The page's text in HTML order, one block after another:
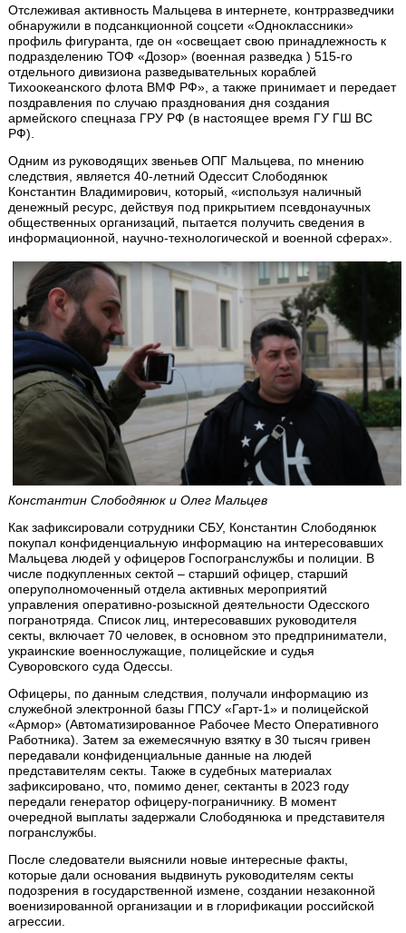
Отслеживая активность Мальцева в интернете, контрразведчики
обнаружили в подсанкционной соцсети «Одноклассники»
профиль фигуранта, где он «освещает свою принадлежность к
подразделению ТОФ «Дозор» (военная разведка ) 515-го
отдельного дивизиона разведывательных кораблей
Тихоокеанского флота ВМФ РФ», а также принимает и передает
поздравления по случаю празднования дня создания
армейского спецназа ГРУ РФ (в настоящее время ГУ ГШ ВС
РФ).
Одним из руководящих звеньев ОПГ Мальцева, по мнению
следствия, является 40-летний Одессит Слободянюк
Константин Владимирович, который, «используя наличный
денежный ресурс, действуя под прикрытием псевдонаучных
общественных организаций, пытается получить сведения в
информационной, научно-технологической и военной сферах».
Константин Слободянюк и Олег Мальцев
Как зафиксировали сотрудники СБУ, Константин Слободянюк
покупал конфиденциальную информацию на интересовавших
Мальцева людей у офицеров Госпогранслужбы и полиции. В
числе подкупленных сектой – старший офицер, старший
оперуполномоченный отдела активных мероприятий
управления оперативно-розыскной деятельности Одесского
погранотряда. Список лиц, интересовавших руководителя
секты, включает 70 человек, в основном это предприниматели,
украинские военнослужащие, полицейские и судья
Суворовского суда Одессы.
Офицеры, по данным следствия, получали информацию из
служебной электронной базы ГПСУ «Гарт-1» и полицейской
«Армор» (Автоматизированное Рабочее Место Оперативного
Работника). Затем за ежемесячную взятку в 30 тысяч гривен
передавали конфиденциальные данные на людей
представителям секты. Также в судебных материалах
зафиксировано, что, помимо денег, сектанты в 2023 году
передали генератор офицеру-пограничнику. В момент
очередной выплаты задержали Слободянюка и представителя
погранслужбы.
После следователи выяснили новые интересные факты,
которые дали основания выдвинуть руководителям секты
подозрения в государственной измене, создании незаконной
военизированной организации и в глорификации российской
агрессии.